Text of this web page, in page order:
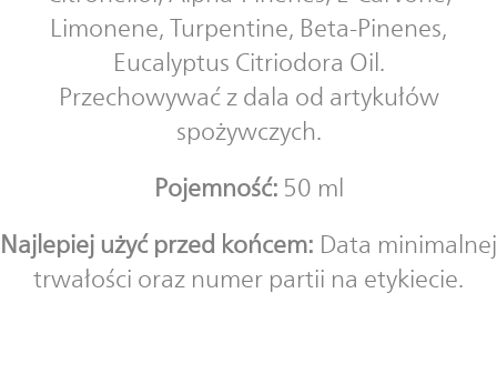
Limonene, Turpentine, Beta-Pinenes,
Eucalyptus Citriodora Oil.
Przechowywać z dala od artykułów
spożywczych.
Pojemność: 50 ml
Najlepiej użyć przed końcem: Data minimalnej
trwałości oraz numer partii na etykiecie.